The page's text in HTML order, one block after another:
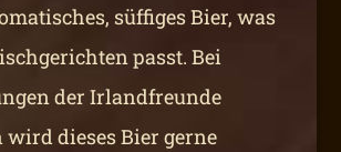
süffiges Bier, was
passt. Bei
der Irlandfreunde
wird dieses Bier gerne